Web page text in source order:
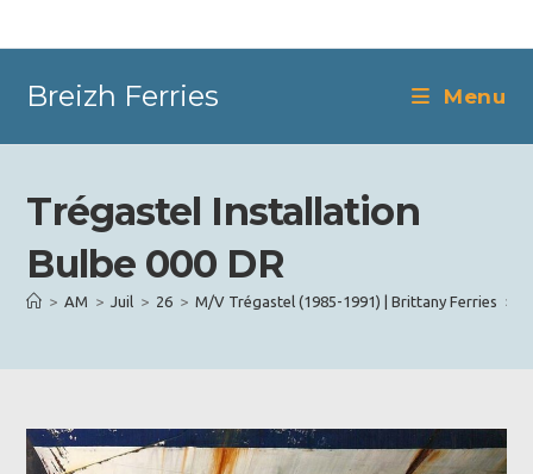
Breizh Ferries Menu
Trégastel Installation
Bulbe 000 DR
> AM > Juil > 26 > M/V Trégastel (1985-1991) | Brittany Ferries >